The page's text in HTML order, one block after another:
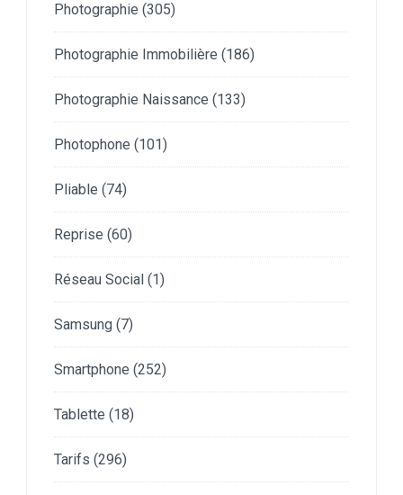
Photographie (305)
Photographie Immobilière (186)
Photographie Naissance (133)
Photophone (101)
Pliable (74)
Reprise (60)
Réseau Social (1)
Samsung (7)
Smartphone (252)
Tablette (18)
Tarifs (296)